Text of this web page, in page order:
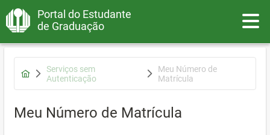
Portal do Estudante
de Graduação
Serviços sem
Autenticação
Meu Número de
Matrícula
Meu Número de Matrícula